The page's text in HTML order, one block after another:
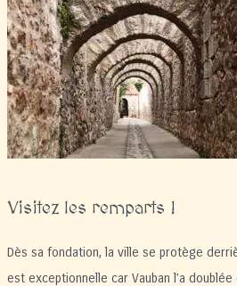
Visitez les remparts !
Dès sa fondation, la ville se protège
est exceptionnelle car Vauban l’a
l’art